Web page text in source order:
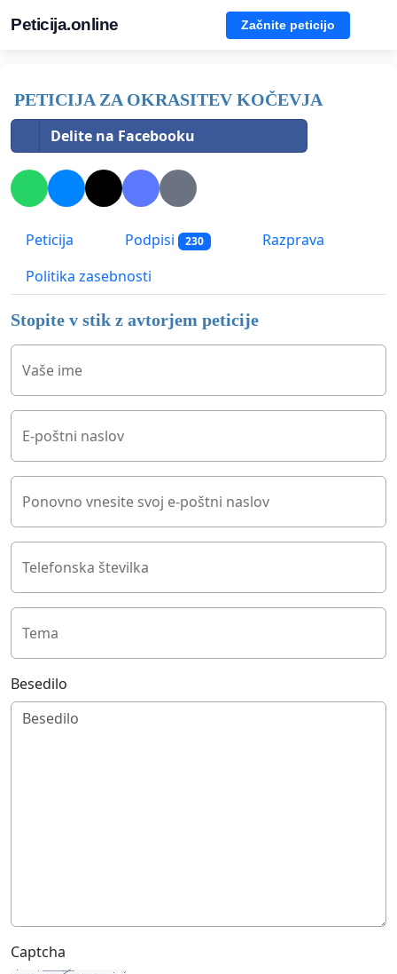
Peticija.online Začnite peticijo
PETICIJA ZA OKRASITEV KOČEVJA
Delite na Facebooku
Peticija Podpisi 230
Razprava
Politika zasebnosti
Stopite v stik z avtorjem peticije
Vaše ime
E-poštni naslov
Ponovno vnesite svoj e-poštni naslov
Telefonska številka
Tema
Besedilo
Captcha